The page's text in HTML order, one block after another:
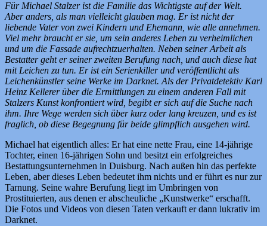
Für Michael Stalzer ist die Familie das Wichtigste auf der Welt.
Aber anders, als man vielleicht glauben mag. Er ist nicht der
liebende Vater von zwei Kindern und Ehemann, wie alle annehmen.
Viel mehr braucht er sie, um sein anderes Leben zu verheimlichen
und um die Fassade aufrechtzuerhalten. Neben seiner Arbeit als
Bestatter geht er seiner zweiten Berufung nach, und auch diese hat
mit Leichen zu tun. Er ist ein Serienkiller und veröffentlicht als
Leichenkünstler seine Werke im Darknet. Als der Privatdetektiv Karl
Heinz Kellerer über die Ermittlungen zu einem anderen Fall mit
Stalzers Kunst konfrontiert wird, begibt er sich auf die Suche nach
ihm. Ihre Wege werden sich über kurz oder lang kreuzen, und es ist
fraglich, ob diese Begegnung für beide glimpflich ausgehen wird.
Michael hat eigentlich alles: Er hat eine nette Frau, eine 14-jährige
Tochter, einen 16-jährigen Sohn und besitzt ein erfolgreiches
Bestattungsunternehmen in Duisburg. Nach außen hin das perfekte
Leben, aber dieses Leben bedeutet ihm nichts und er führt es nur zur
Tarnung. Seine wahre Berufung liegt im Umbringen von
Prostituierten, aus denen er abscheuliche „Kunstwerke“ erschafft.
Die Fotos und Videos von diesen Taten verkauft er dann lukrativ im
Darknet.